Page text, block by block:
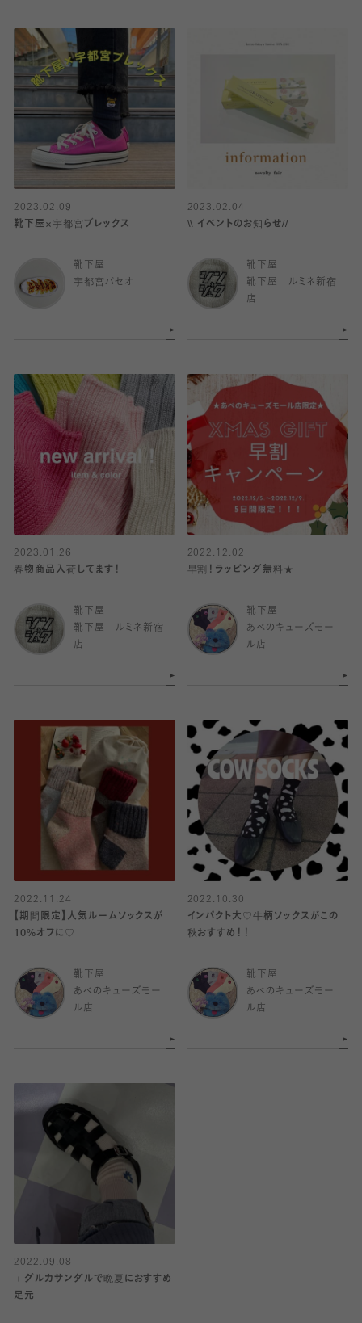
2023.02.09
靴下屋×宇都宮ブレックス
靴下屋
宇都宮パセオ
2023.02.04
\\ イベントのお知らせ//
靴下屋
靴下屋 ルミネ新宿
店
2023.01.26
春物商品入荷してます！
靴下屋
靴下屋 ルミネ新宿
店
2022.12.02
早割！ラッピング無料★
靴下屋
あべのキューズモー
ル店
2022.11.24
【期間限定】人気ルームソックスが
10%オフに♡
靴下屋
あべのキューズモー
ル店
2022.10.30
インパクト大♡牛柄ソックスがこの
秋おすすめ！！
靴下屋
あべのキューズモー
ル店
2022.09.08
＋グルカサンダルで晩夏におすすめ
足元